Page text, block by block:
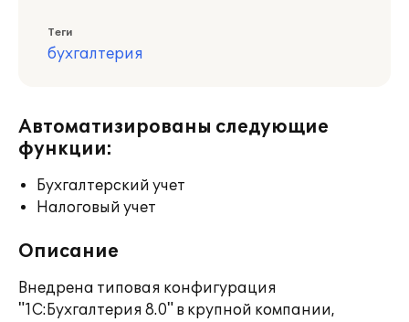
Теги
бухгалтерия
Автоматизированы следующие
функции:
Бухгалтерский учет
Налоговый учет
Описание
Внедрена типовая конфигурация
"1С:Бухгалтерия 8.0" в крупной компании,